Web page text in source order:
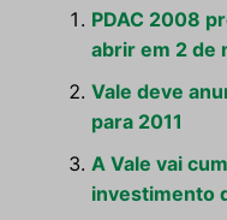
PDAC 2008
abrir em 2 de
Vale deve
para 2011
A Vale vai
investimento